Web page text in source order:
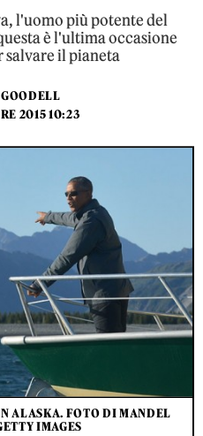
l'uomo più potente del
è l'ultima occasione
salvare il pianeta
2015 10:23
ALASKA. FOTO DI MANDEL
IMAGES